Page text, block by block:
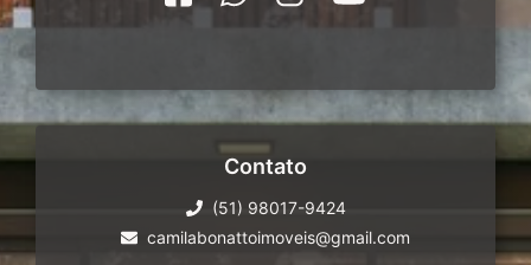
Contato
(51) 98017-9424
camilabonattoimoveis@gmail.com